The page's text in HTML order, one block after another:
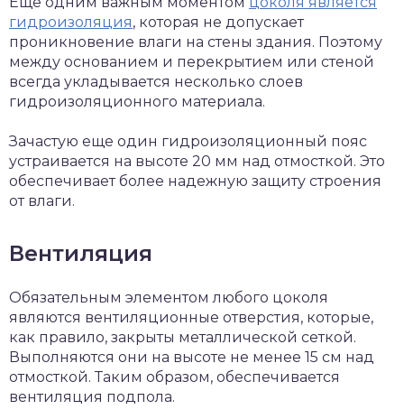
гидроизоляция, которая не допускает
проникновение влаги на стены здания. Поэтому
между основанием и перекрытием или стеной
всегда укладывается несколько слоев
гидроизоляционного материала.
Зачастую еще один гидроизоляционный пояс
устраивается на высоте 20 мм над отмосткой. Это
обеспечивает более надежную защиту строения
от влаги.
Вентиляция
Обязательным элементом любого цоколя
являются вентиляционные отверстия, которые,
как правило, закрыты металлической сеткой.
Выполняются они на высоте не менее 15 см над
отмосткой. Таким образом, обеспечивается
вентиляция подпола.